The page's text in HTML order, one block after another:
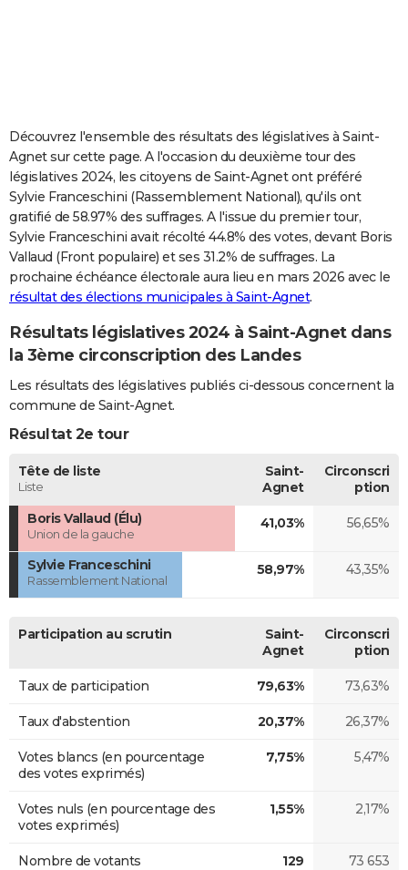
CARTE DE VOEUX
Carte de Noël
Carte Bonne année
Carte Saint-Valentin
Carte Pâques
Carte d'anniversaire
DICTIONNAIRE
Dictionnaire
Biographies
Citations
Expressions
Proverbes
PROGRAMME TV
COPAINS D'AVANT
S'inscrire
Se connecter
Lycées
Collèges
Primaires
Universités
Entreprises
Service militaire
Avis de recherche
AVIS DE DÉCÈS
Bricolage
Lifestyle
Culture
Sport
Auto
Television
Voyage
Cinema
Découvrez l'ensemble des résultats des législatives à Saint-
Agnet sur cette page. A l'occasion du deuxième tour des
législatives 2024, les citoyens de Saint-Agnet ont préféré
Sylvie Franceschini (Rassemblement National), qu'ils ont
gratifié de 58.97% des suffrages. A l'issue du premier tour,
Sylvie Franceschini avait récolté 44.8% des votes, devant Boris
Vallaud (Front populaire) et ses 31.2% de suffrages. La
prochaine échéance électorale aura lieu en mars 2026 avec le
résultat des élections municipales à Saint-Agnet.
Résultats législatives 2024 à Saint-Agnet dans
la 3ème circonscription des Landes
Les résultats des législatives publiés ci-dessous concernent la
commune de Saint-Agnet.
Résultat 2e tour
Tête de liste
Liste
Saint-
Agnet
Circonscri
ption
Boris Vallaud (Élu)
Union de la gauche
41,03% 56,65%
Sylvie Franceschini
Rassemblement National
58,97% 43,35%
Participation au scrutin
Saint-
Agnet
Circonscri
ption
Taux de participation 79,63% 73,63%
Taux d'abstention 20,37% 26,37%
Votes blancs (en pourcentage
des votes exprimés)
7,75% 5,47%
Votes nuls (en pourcentage des
votes exprimés)
1,55% 2,17%
Nombre de votants 129 73 653